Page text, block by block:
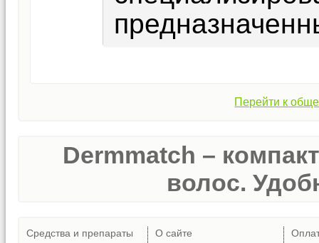
Перейти к
Dermmatch –
волос.
Средства и препараты
О сайте